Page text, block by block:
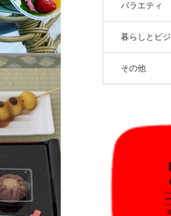
バラエティ
暮らしとビ
その他